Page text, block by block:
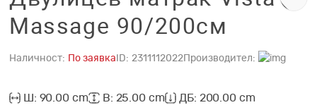
Massage 90/200см
Наличност: По заявка ID: 2311112022 Производител:
Ш: 90.00 cm В: 25.00 cm ДБ: 200.00 cm